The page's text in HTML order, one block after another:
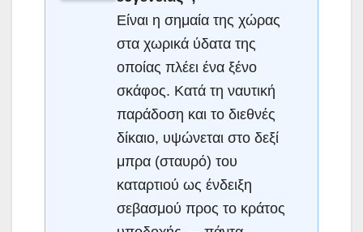
Είναι η σημαία της χώρας
στα χωρικά ύδατα της
οποίας πλέει ένα ξένο
σκάφος. Κατά τη ναυτική
παράδοση και το διεθνές
δίκαιο, υψώνεται στο δεξί
μπρα (σταυρό) του
καταρτιού ως ένδειξη
σεβασμού προς το κράτος